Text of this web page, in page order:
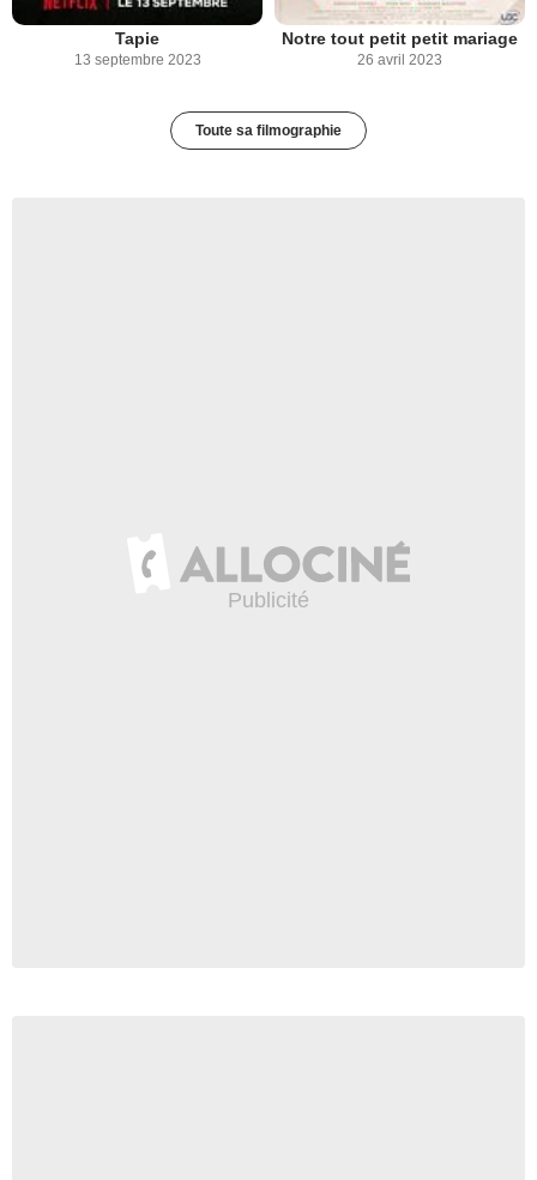
Tapie
13 septembre 2023
Notre tout petit petit mariage
26 avril 2023
Toute sa filmographie